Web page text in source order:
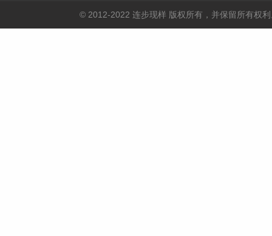
© 2012-2022 连步现样 版权所有，并保留所有权